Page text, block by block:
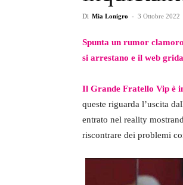
Di Mia Lonigro - 3 Ottobre 2022
Spunta un rumor
si arrestano e il web
Il Grande Fratello Vip è
queste riguarda l’uscita
entrato nel reality
riscontrare dei problemi